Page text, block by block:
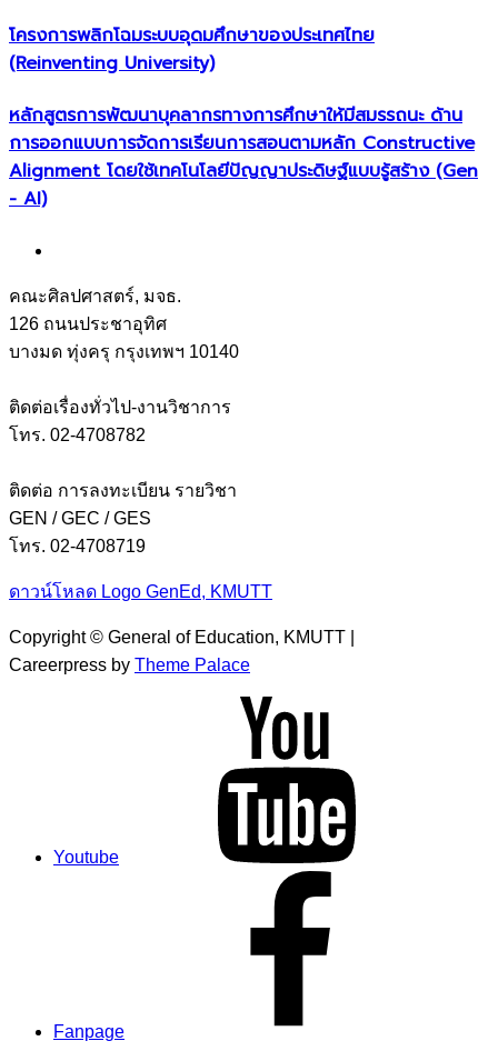
โครงการพลิกโฉมระบบอุดมศึกษาของประเทศไทย
(Reinventing University)
หลักสูตรการพัฒนาบุคลากรทางการศึกษาให้มีสมรรถนะ ด้าน
การออกแบบการจัดการเรียนการสอนตามหลัก Constructive
Alignment โดยใช้เทคโนโลยีปัญญาประดิษฐ์แบบรู้สร้าง (Gen
- AI)
คณะศิลปศาสตร์, มจธ.
126 ถนนประชาอุทิศ
บางมด ทุ่งครุ กรุงเทพฯ 10140
ติดต่อเรื่องทั่วไป-งานวิชาการ
โทร. 02-4708782
ติดต่อ การลงทะเบียน รายวิชา
GEN / GEC / GES
โทร. 02-4708719
ดาวน์โหลด Logo GenEd, KMUTT
Copyright © General of Education, KMUTT |
Careerpress by Theme Palace
Youtube
Fanpage